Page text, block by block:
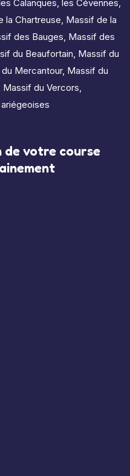
Calanques, les Cévennes,
la Chartreuse, Massif de la
des Bauges, Massif des
du Beaufortain, Massif du
Mercantour, Massif du
Massif du Vercors,
de votre course